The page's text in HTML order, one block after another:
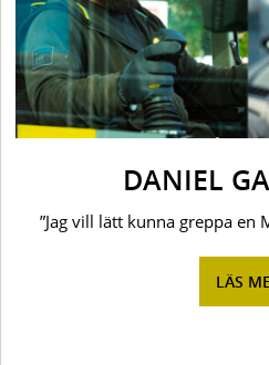
DANIEL
”Jag vill lätt kunna greppa
LÄS